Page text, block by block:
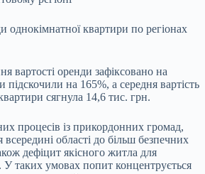
однокімнатної квартири по регіонах
вартості оренди зафіксовано на
підскочили на 165%, а середня вартість
сягнула 14,6 тис. грн.
процесів із прикордонних громад,
області до більш безпечних
дефіцит якісного житла для
У таких умовах попит концентрується